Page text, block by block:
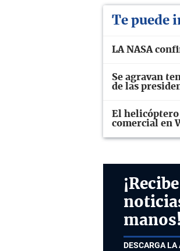
Te puede
LA NASA
Se agravan
de las
El helicóptero
comercial en
manos!
DESCARGA LA